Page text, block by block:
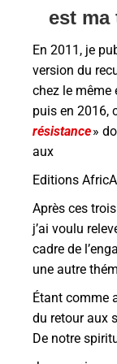
est ma
En 2011, je
version du
chez le même
puis en 2016,
résistance»
aux
Editions
Après ces
j’ai voulu
cadre de
une autre
Étant comme
du retour aux
De notre